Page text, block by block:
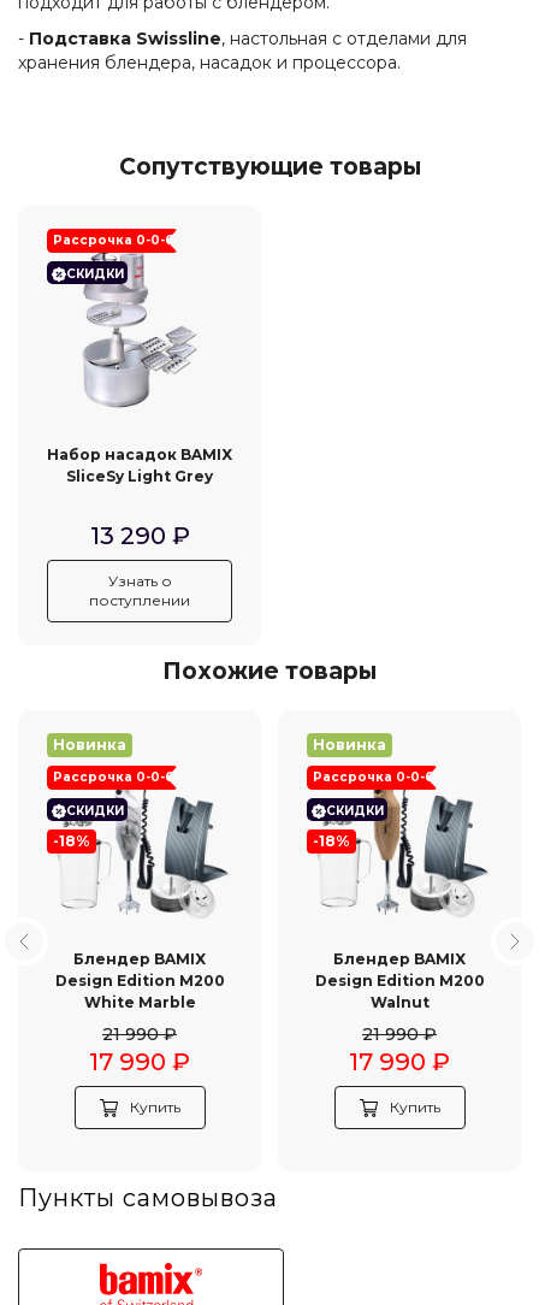
- Подставка Swissline, настольная с отделами для
хранения блендера, насадок и процессора.
Сопутствующие товары
Рассрочка 0-0-6
СКИДКИ
Набор насадок BAMIX
SliceSy Light Grey
13 290 ₽
Узнать о
поступлении
Похожие товары
Новинка
Рассрочка 0-0-6
СКИДКИ
-18%
Блендер BAMIX
Design Edition M200
White Marble
21 990₽
17 990 ₽
Купить
Новинка
Рассрочка 0-0-6
СКИДКИ
-18%
Блендер BAMIX
Design Edition M200
Walnut
21 990₽
17 990 ₽
Купить
Пункты самовывоза